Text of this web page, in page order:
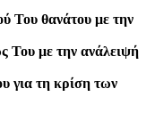
Του θανάτου με την
Του με την ανάλειψή
για τη κρίση των